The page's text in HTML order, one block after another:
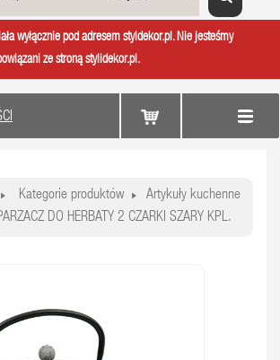
wyłącznie pod adresem styldekor.pl. Nie jesteśmy
ze stroną stylidekor.pl.
Kategorie produktów
Artykuły kuchenne
DO HERBATY 2 CZARKI SZARY KPL.